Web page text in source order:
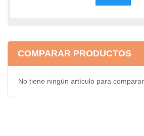
COMPARAR PRODUCTOS
No tiene ningún artículo para comparar.